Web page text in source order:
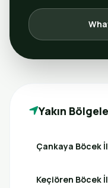
Yakın
Çankaya Böcek
Keçiören Böcek